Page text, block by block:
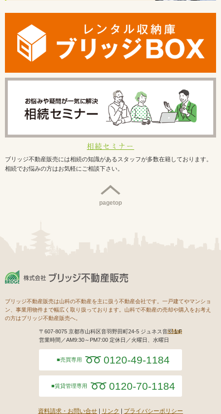
相続セミナー
ブリッジ不動産販売には相続の知識があるスタッフが多数在籍しております。
相続でお悩みの方はお気軽にご相談下さい。
pagetop
ブリッジ不動産販売は山科の不動産を主に扱う不動産会社です。一戸建てやマンショ
ン、事業用物件まで幅広く取り扱っております。山科で不動産の売却や購入をお考え
の方はブリッジ不動産販売へ。
Map
〒607-8075 京都市山科区音羽野田町24-5 ジュネス音羽１F
営業時間／AM9:30～PM7:00 定休日／火曜日、水曜日
売買専用 0120-49-1184
賃貸管理専用 0120-70-1184
資料請求・お問い合せ リンク プライバシーポリシー